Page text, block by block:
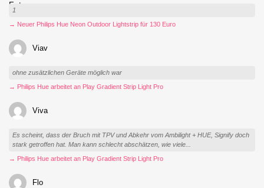
1
→ Neuer Philips Hue Neon Outdoor Lightstrip für 130 Euro
Viav
ohne zusätzlichen Geräte möglich war
→ Philips Hue arbeitet an Play Gradient Strip Light Pro
Viva
Es scheint, dass der Bruch mit TPV und Abkehr vom Ambilight + HUE, Signify doch
stark getroffen hat. Man kann schlecht abschätzen, wie viele...
→ Philips Hue arbeitet an Play Gradient Strip Light Pro
Flo